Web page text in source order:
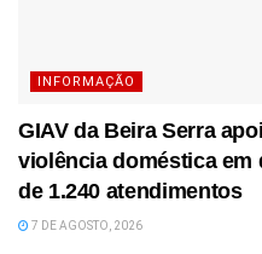
INFORMAÇÃO
GIAV da Beira Serra
violência doméstica em
de 1.240 atendimentos
7 DE AGOSTO, 2026